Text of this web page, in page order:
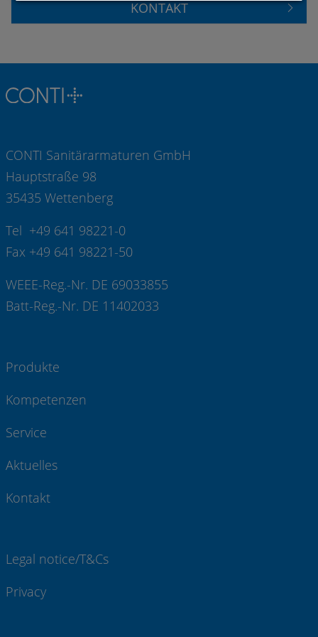
KONTAKT
CONTI Sanitärarmaturen GmbH
Hauptstraße 98
35435 Wettenberg
Tel +49 641 98221-0
Fax +49 641 98221-50
WEEE-Reg.-Nr. DE 69033855
Batt-Reg.-Nr. DE 11402033
Produkte
Kompetenzen
Service
Aktuelles
Kontakt
Legal notice/T&Cs
Privacy